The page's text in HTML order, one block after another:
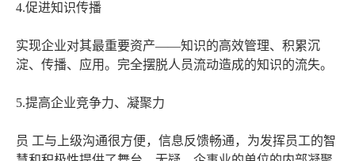
4.促进知识传播
实现企业对其最重要资产――知识的高效管理、积累沉
淀、传播、应用。完全摆脱人员流动造成的知识的流失。
5.提高企业竞争力、凝聚力
员 工与上级沟通很方便，信息反馈畅通，为发挥员工的智